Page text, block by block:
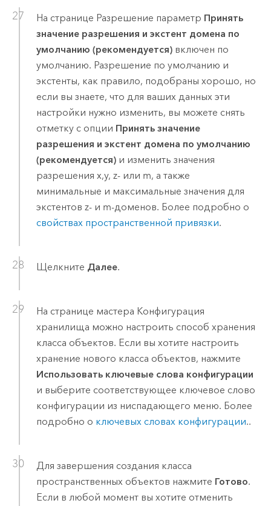
На странице Разрешение параметр Принять
значение разрешения и экстент домена по
умолчанию (рекомендуется)включен по
умолчанию. Разрешение по умолчанию и
экстенты, как правило, подобраны хорошо, но
если вы знаете, что для ваших данных эти
настройки нужно изменить, вы можете снять
отметку с опции Принять значение
разрешения и экстент домена по умолчанию
(рекомендуется)и изменить значения
разрешения x,y, z- или m, а также
минимальные и максимальные значения для
экстентов z- и m-доменов. Более подробно о
свойствах пространственной привязки.
Щелкните Далее.
На странице мастера Конфигурация
хранилища можно настроить способ хранения
класса объектов. Если вы хотите настроить
хранение нового класса объектов, нажмите
Использовать ключевые слова конфигурации
и выберите соответствующее ключевое слово
конфигурации из ниспадающего меню. Более
подробно о ключевых словах конфигурации..
Для завершения создания класса
пространственных объектов нажмите Готово.
Если в любой момент вы хотите отменить